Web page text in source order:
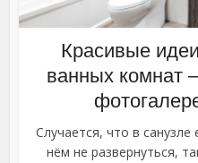
Красивые
ванных комнат
Случается, что в
нём не развернуться,